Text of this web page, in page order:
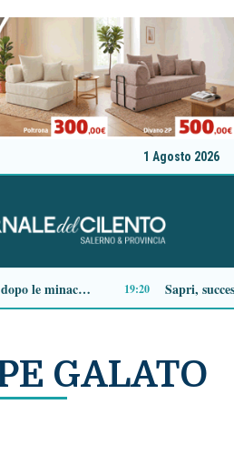
1 Agosto 2026
Tragico incidente sulla Cilentana: muore motociclista di 37 anni 13:20
GALATO